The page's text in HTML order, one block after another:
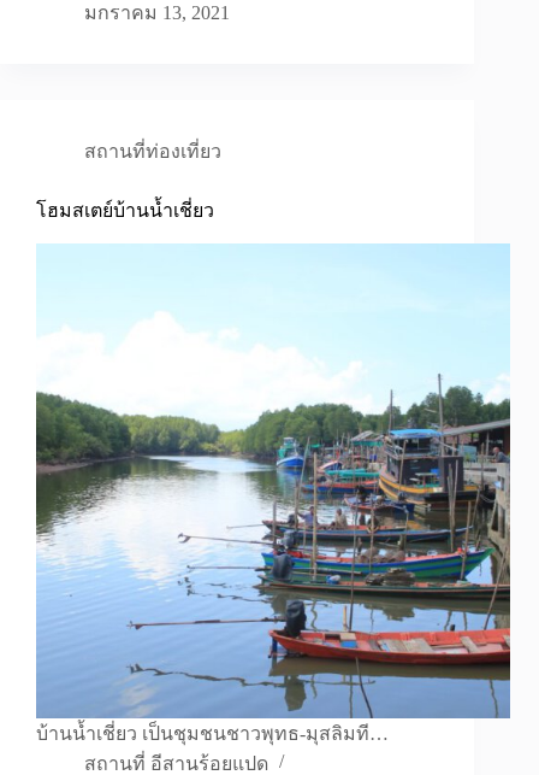
มกราคม 13, 2021
สถานที่ท่องเที่ยว
โฮมสเตย์บ้านน้ำเชี่ยว
บ้านน้ำเชี่ยว เป็นชุมชนชาวพุทธ-มุสลิมที…
สถานที่ อีสานร้อยแปด